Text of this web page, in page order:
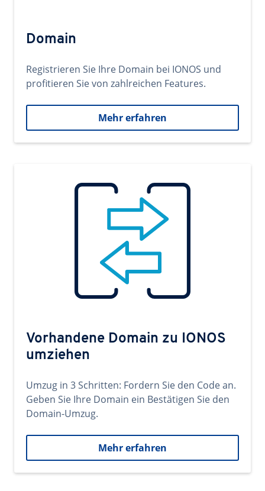
Domain
Registrieren Sie Ihre Domain bei IONOS und
profitieren Sie von zahlreichen Features.
Mehr erfahren
Vorhandene Domain zu IONOS
umziehen
Umzug in 3 Schritten: Fordern Sie den Code an.
Geben Sie Ihre Domain ein Bestätigen Sie den
Domain-Umzug.
Mehr erfahren